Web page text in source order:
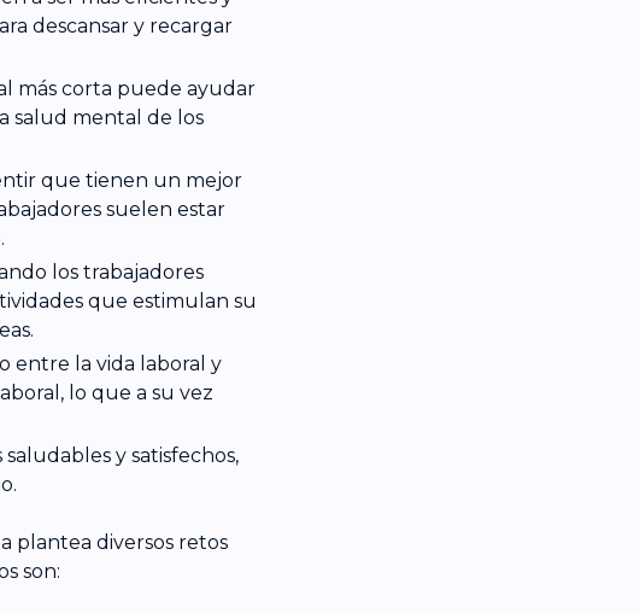
descansar y recargar
más corta puede ayudar
salud mental de los
que tienen un mejor
suelen estar
los trabajadores
que estimulan su
entre la vida laboral y
lo que a su vez
saludables y satisfechos,
plantea diversos retos
son: